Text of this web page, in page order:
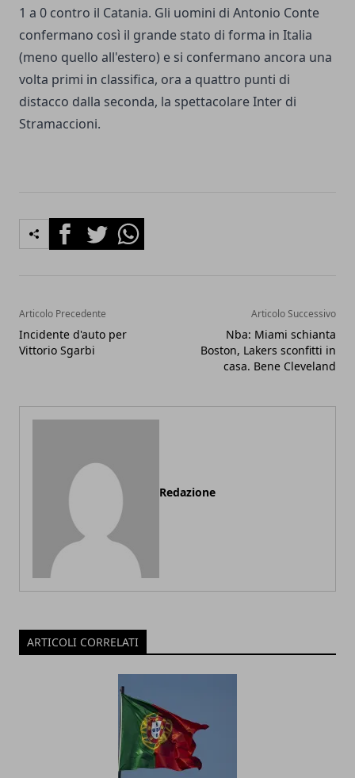
1 a 0 contro il Catania. Gli uomini di Antonio Conte
confermano così il grande stato di forma in Italia
(meno quello all'estero) e si confermano ancora una
volta primi in classifica, ora a quattro punti di
distacco dalla seconda, la spettacolare Inter di
Stramaccioni.
FacebookTwitterWhatsapp
Articolo Precedente
Incidente d'auto per
Vittorio Sgarbi
Articolo Successivo
Nba: Miami schianta
Boston, Lakers sconfitti in
casa. Bene Cleveland
Redazione
ARTICOLI CORRELATI